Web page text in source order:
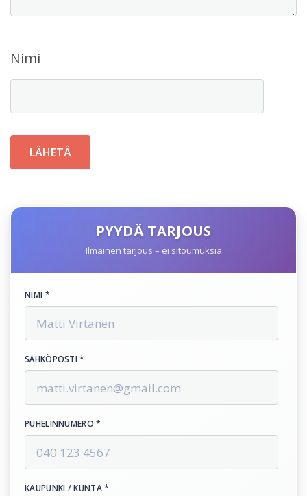
Nimi
PYYDÄ TARJOUS
Ilmainen tarjous – ei sitoumuksia
NIMI *
SÄHKÖPOSTI *
PUHELINNUMERO *
KAUPUNKI / KUNTA *